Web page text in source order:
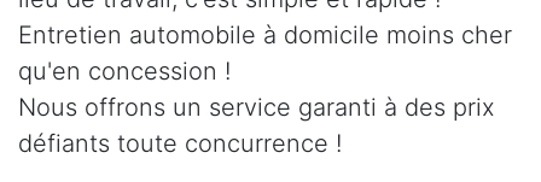
Entretien automobile à domicile moins cher
qu'en concession !
Nous offrons un service garanti à des prix
défiants toute concurrence !